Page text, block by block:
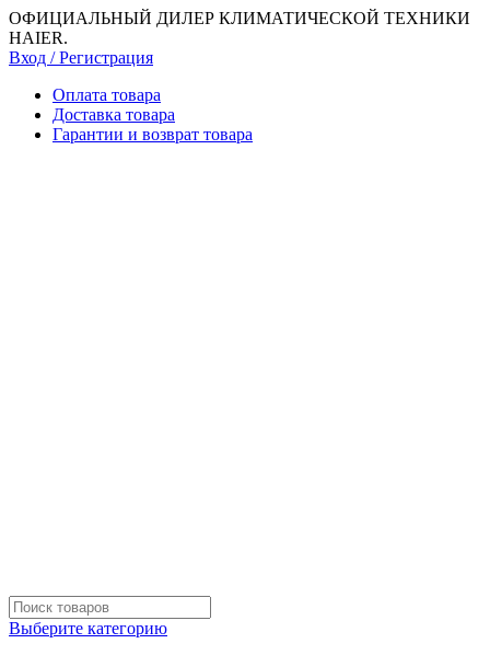
ОФИЦИАЛЬНЫЙ ДИЛЕР КЛИМАТИЧЕСКОЙ ТЕХНИКИ
HAIER.
Вход / Регистрация
Оплата товара
Доставка товара
Гарантии и возврат товара
Выберите категорию